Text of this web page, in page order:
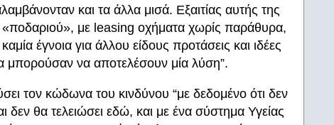
και τα άλλα μισά. Εξαιτίας αυτής της
με leasing οχήματα χωρίς παράθυρα,
έγνοια για άλλου είδους προτάσεις και ιδέες
μπορούσαν να αποτελέσουν μία λύση”.
τον κώδωνα του κινδύνου “με δεδομένο ότι δεν
θα τελειώσει εδώ, και με ένα σύστημα Υγείας